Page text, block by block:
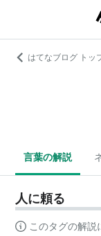
はてなブログ トッ
言葉の解説
人に頼る
このタグの解説